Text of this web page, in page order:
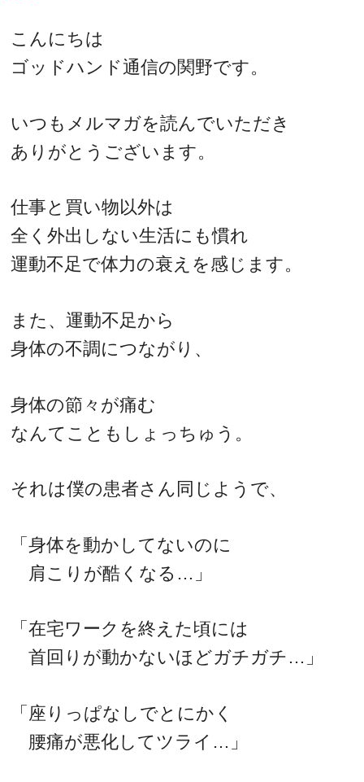
こんにちは
ゴッドハンド通信の関野です。
いつもメルマガを読んでいただき
ありがとうございます。
仕事と買い物以外は
全く外出しない生活にも慣れ
運動不足で体力の衰えを感じます。
また、運動不足から
身体の不調につながり、
身体の節々が痛む
なんてこともしょっちゅう。
それは僕の患者さん同じようで、
「身体を動かしてないのに
肩こりが酷くなる…」
「在宅ワークを終えた頃には
首回りが動かないほどガチガチ…」
「座りっぱなしでとにかく
腰痛が悪化してツライ…」